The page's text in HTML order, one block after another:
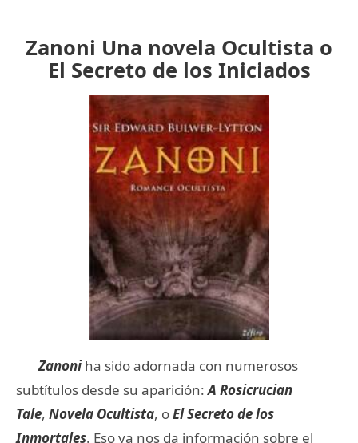
Zanoni Una novela Ocultista o
El Secreto de los Iniciados
Zanoni ha sido adornada con numerosos
subtítulos desde su aparición:A Rosicrucian
Tale, Novela Ocultista, oEl Secreto de los
Inmortales. Eso ya nos da información sobre el